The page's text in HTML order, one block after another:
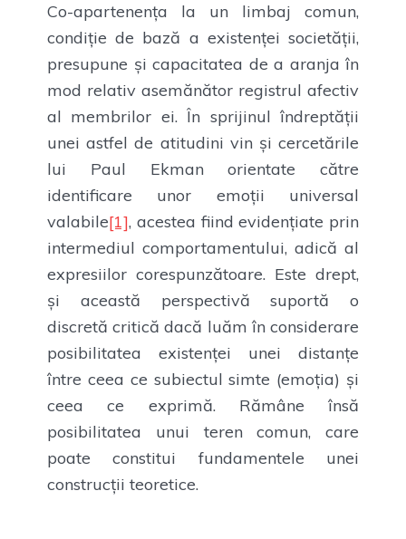
Co-apartenența la un limbaj comun,
condiție de bază a existenței societății,
presupune și capacitatea de a aranja în
mod relativ asemănător registrul afectiv
al membrilor ei. În sprijinul îndreptății
unei astfel de atitudini vin și cercetările
lui Paul Ekman orientate către
identificare unor emoții universal
valabile[1], acestea fiind evidențiate prin
intermediul comportamentului, adică al
expresiilor corespunzătoare. Este drept,
și această perspectivă suportă o
discretă critică dacă luăm în considerare
posibilitatea existenței unei distanțe
între ceea ce subiectul simte (emoția) și
ceea ce exprimă. Rămâne însă
posibilitatea unui teren comun, care
poate constitui fundamentele unei
construcții teoretice.